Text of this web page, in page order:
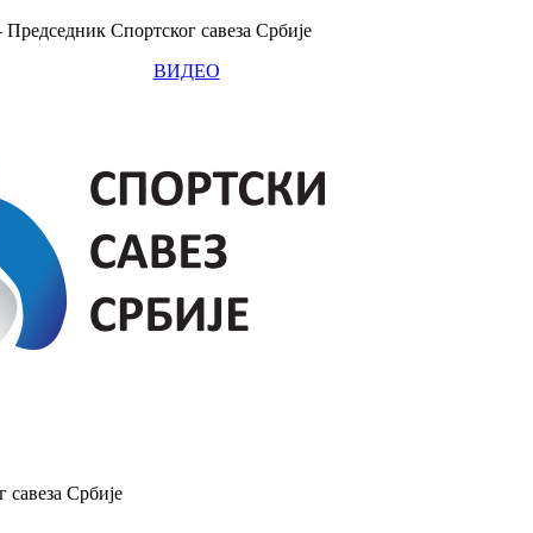
Спортског савеза Србије
ВИДЕО
савеза Србије